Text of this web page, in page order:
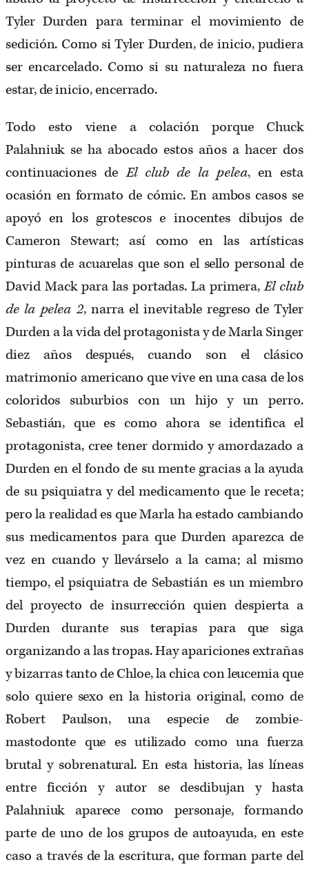
Tyler Durden para terminar el movimiento de
sedición. Como si Tyler Durden, de inicio, pudiera
ser encarcelado. Como si su naturaleza no fuera
estar, de inicio, encerrado.
Todo esto viene a colación porque Chuck
Palahniuk se ha abocado estos años a hacer dos
continuaciones deEl club de la pelea, en esta
ocasión en formato de cómic. En ambos casos se
apoyó en los grotescos e inocentes dibujos de
Cameron Stewart; así como en las artísticas
pinturas de acuarelas que son el sello personal de
David Mack para las portadas. La primera,El club
de la pelea 2, narra el inevitable regreso de Tyler
Durden a la vida del protagonista y de Marla Singer
diez años después, cuando son el clásico
matrimonio americano que vive en una casa de los
coloridos suburbios con un hijo y un perro.
Sebastián, que es como ahora se identifica el
protagonista, cree tener dormido y amordazado a
Durden en el fondo de su mente gracias a la ayuda
de su psiquiatra y del medicamento que le receta;
pero la realidad es que Marla ha estado cambiando
sus medicamentos para que Durden aparezca de
vez en cuando y llevárselo a la cama; al mismo
tiempo, el psiquiatra de Sebastián es un miembro
del proyecto de insurrección quien despierta a
Durden durante sus terapias para que siga
organizando a las tropas. Hay apariciones extrañas
y bizarras tanto de Chloe, la chica con leucemia que
solo quiere sexo en la historia original, como de
Robert Paulson, una especie de zombie-
mastodonte que es utilizado como una fuerza
brutal y sobrenatural. En esta historia, las líneas
entre ficción y autor se desdibujan y hasta
Palahniuk aparece como personaje, formando
parte de uno de los grupos de autoayuda, en este
caso a través de la escritura, que forman parte del